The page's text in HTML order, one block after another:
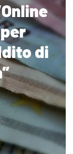
di